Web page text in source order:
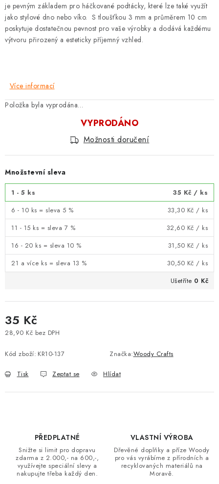
je pevným základem pro háčkované podtácky, které lze také využít
jako stylové dno nebo víko. S tloušťkou 3 mm a průměrem 10 cm
poskytuje dostatečnou pevnost pro vaše výrobky a dodává každému
výtvoru přirozený a esteticky příjemný vzhled.
Více informací
Položka byla vyprodána…
VYPRODÁNO
Možnosti doručení
Množstevní sleva
1 - 5 ks 35 Kč / ks
6 - 10 ks = sleva 5 %
33,30 Kč / ks
11 - 15 ks = sleva 7 %
32,60 Kč / ks
16 - 20 ks = sleva 10 %
31,50 Kč / ks
21 a více ks = sleva 13 %
30,50 Kč / ks
Ušetříte 0 Kč
35 Kč
28,90 Kč bez DPH
Kód zboží: KR10-137 Značka:Woody Crafts
Tisk Zeptat se Hlídat
PŘEDPLATNÉ
Snižte si limit pro dopravu
zdarma z 2.000,- na 600,-,
využívejte speciální slevy a
nakupujte třeba každý den.
VLASTNÍ VÝROBA
Dřevěné doplňky a příze Woody
pro vás vyrábíme z přírodních a
recyklovaných materiálů na
Moravě.